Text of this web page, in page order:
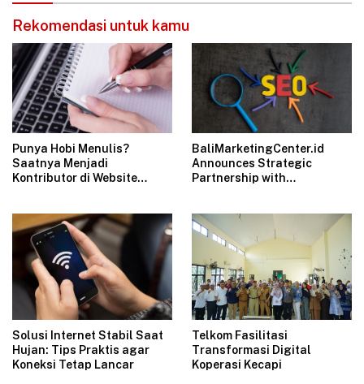
Rekomendasi untuk kamu
Punya Hobi Menulis?
Saatnya Menjadi
Kontributor di Website
BaliMarketingCenter.id
Announces Strategic
Partnership with
Solusi Internet Stabil Saat
Hujan: Tips Praktis agar
Koneksi Tetap Lancar
Telkom Fasilitasi
Transformasi Digital
Koperasi Kecapi